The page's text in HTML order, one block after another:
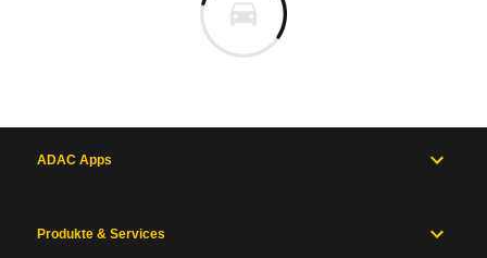
ADAC Apps
Produkte & Services